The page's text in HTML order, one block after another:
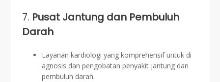
7. Pusat Jantung dan Pembuluh
Darah
Layanan kardiologi yang komprehensif untuk di
agnosis dan pengobatan penyakit jantung dan
pembuluh darah.